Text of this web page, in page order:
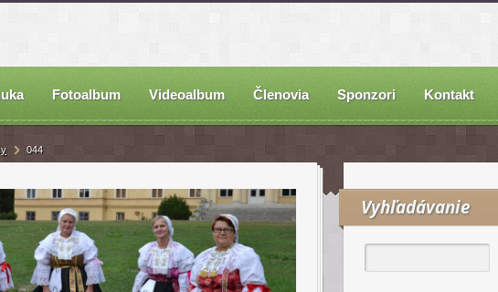
Fotoalbum Videoalbum Členovia Sponzori Kontakt
Vyhľadávanie
044